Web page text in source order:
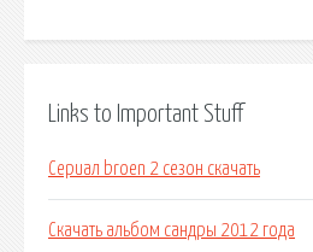
Links to Important Stuff
Сериал broen 2 сезон скачать
Скачать альбом сандры 2012 года